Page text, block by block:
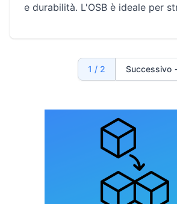
e durabilità. L'OSB è ideale per
interne precise ed estetiche.
di creare costruzioni solide,
1 / 2 Successivo